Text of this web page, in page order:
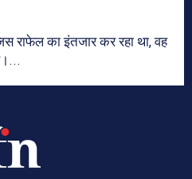
राफेल का इंतजार कर रहा था, वह